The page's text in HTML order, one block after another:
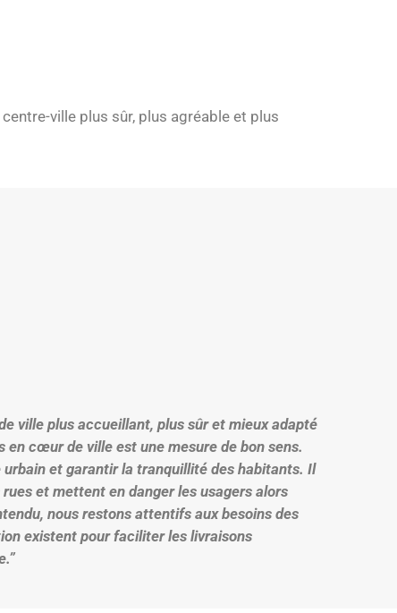
ville plus sûr, plus agréable et plus
ville plus accueillant, plus sûr et mieux adapté
en cœur de ville est une mesure de bon sens.
et garantir la tranquillité des habitants. Il
et mettent en danger les usagers alors
nous restons attentifs aux besoins des
existent pour faciliter les livraisons